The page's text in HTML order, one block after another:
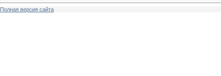
Полная версия сайта